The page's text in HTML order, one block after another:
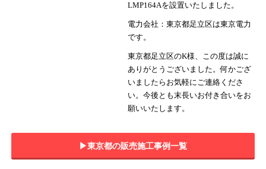
LMP164Aを設置いたしました。
電力会社：東京都足立区は東京電力
です。
東京都足立区のK様、この度は誠に
ありがとうございました。何かござ
いましたらお気軽にご連絡くださ
い。今後とも末長いお付き合いをお
願いいたします。
▶︎東京都の販売施工事例一覧